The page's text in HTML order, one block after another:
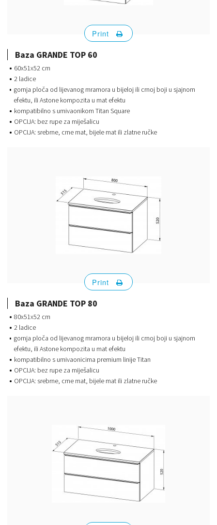
Baza GRANDE TOP 60
60x51x52 cm
2 ladice
gornja ploča od lijevanog mramora u bijeloj ili crnoj boji u sjajnom
efektu, ili Astone kompozita u mat efektu
kompatibilno s umivaonikom Titan Square
OPCIJA: bez rupe za miješalicu
OPCIJA: srebrne, crne mat, bijele mat ili zlatne ručke
Print
Baza GRANDE TOP 80
80x51x52 cm
2 ladice
gornja ploča od lijevanog mramora u bijeloj ili crnoj boji u sjajnom
efektu, ili Astone kompozita u mat efektu
kompatibilno s umivaonicima premium linije Titan
OPCIJA: bez rupe za miješalicu
OPCIJA: srebrne, crne mat, bijele mat ili zlatne ručke
Print